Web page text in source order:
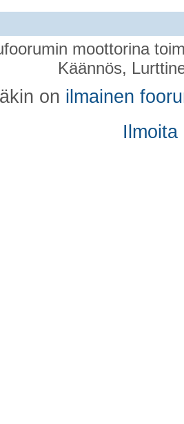
moottorina
Käännös,
on ilmainen